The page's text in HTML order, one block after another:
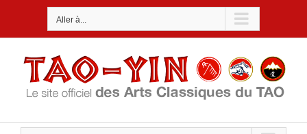
Aller à...